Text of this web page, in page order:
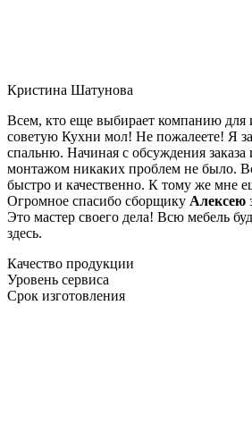
Кристина Шатунова
Всем, кто еще выбирает компанию для
советую Кухни мол! Не пожалеете! Я
спальню. Начиная с обсуждения заказа
монтажом никаких проблем не было.
быстро и качественно. К тому же мне
Огромное спасибо сборщику Алексею
Это мастер своего дела! Всю мебель
здесь.
Качество продукции
Уровень сервиса
Срок изготовления